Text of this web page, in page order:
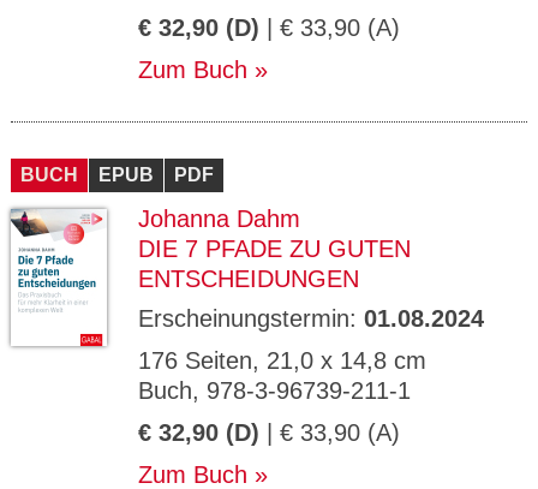
€ 32,90 (D) | € 33,90 (A)
Zum Buch
BUCH EPUB PDF
Johanna Dahm
DIE 7 PFADE ZU GUTEN
ENTSCHEIDUNGEN
Erscheinungstermin: 01.08.2024
176 Seiten, 21,0 x 14,8 cm
Buch, 978-3-96739-211-1
€ 32,90 (D) | € 33,90 (A)
Zum Buch